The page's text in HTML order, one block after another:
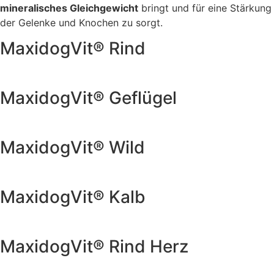
mineralisches Gleichgewicht bringt und für eine Stärkung
der Gelenke und Knochen zu sorgt.
MaxidogVit® Rind
MaxidogVit® Geflügel
MaxidogVit® Wild
MaxidogVit® Kalb
MaxidogVit® Rind Herz